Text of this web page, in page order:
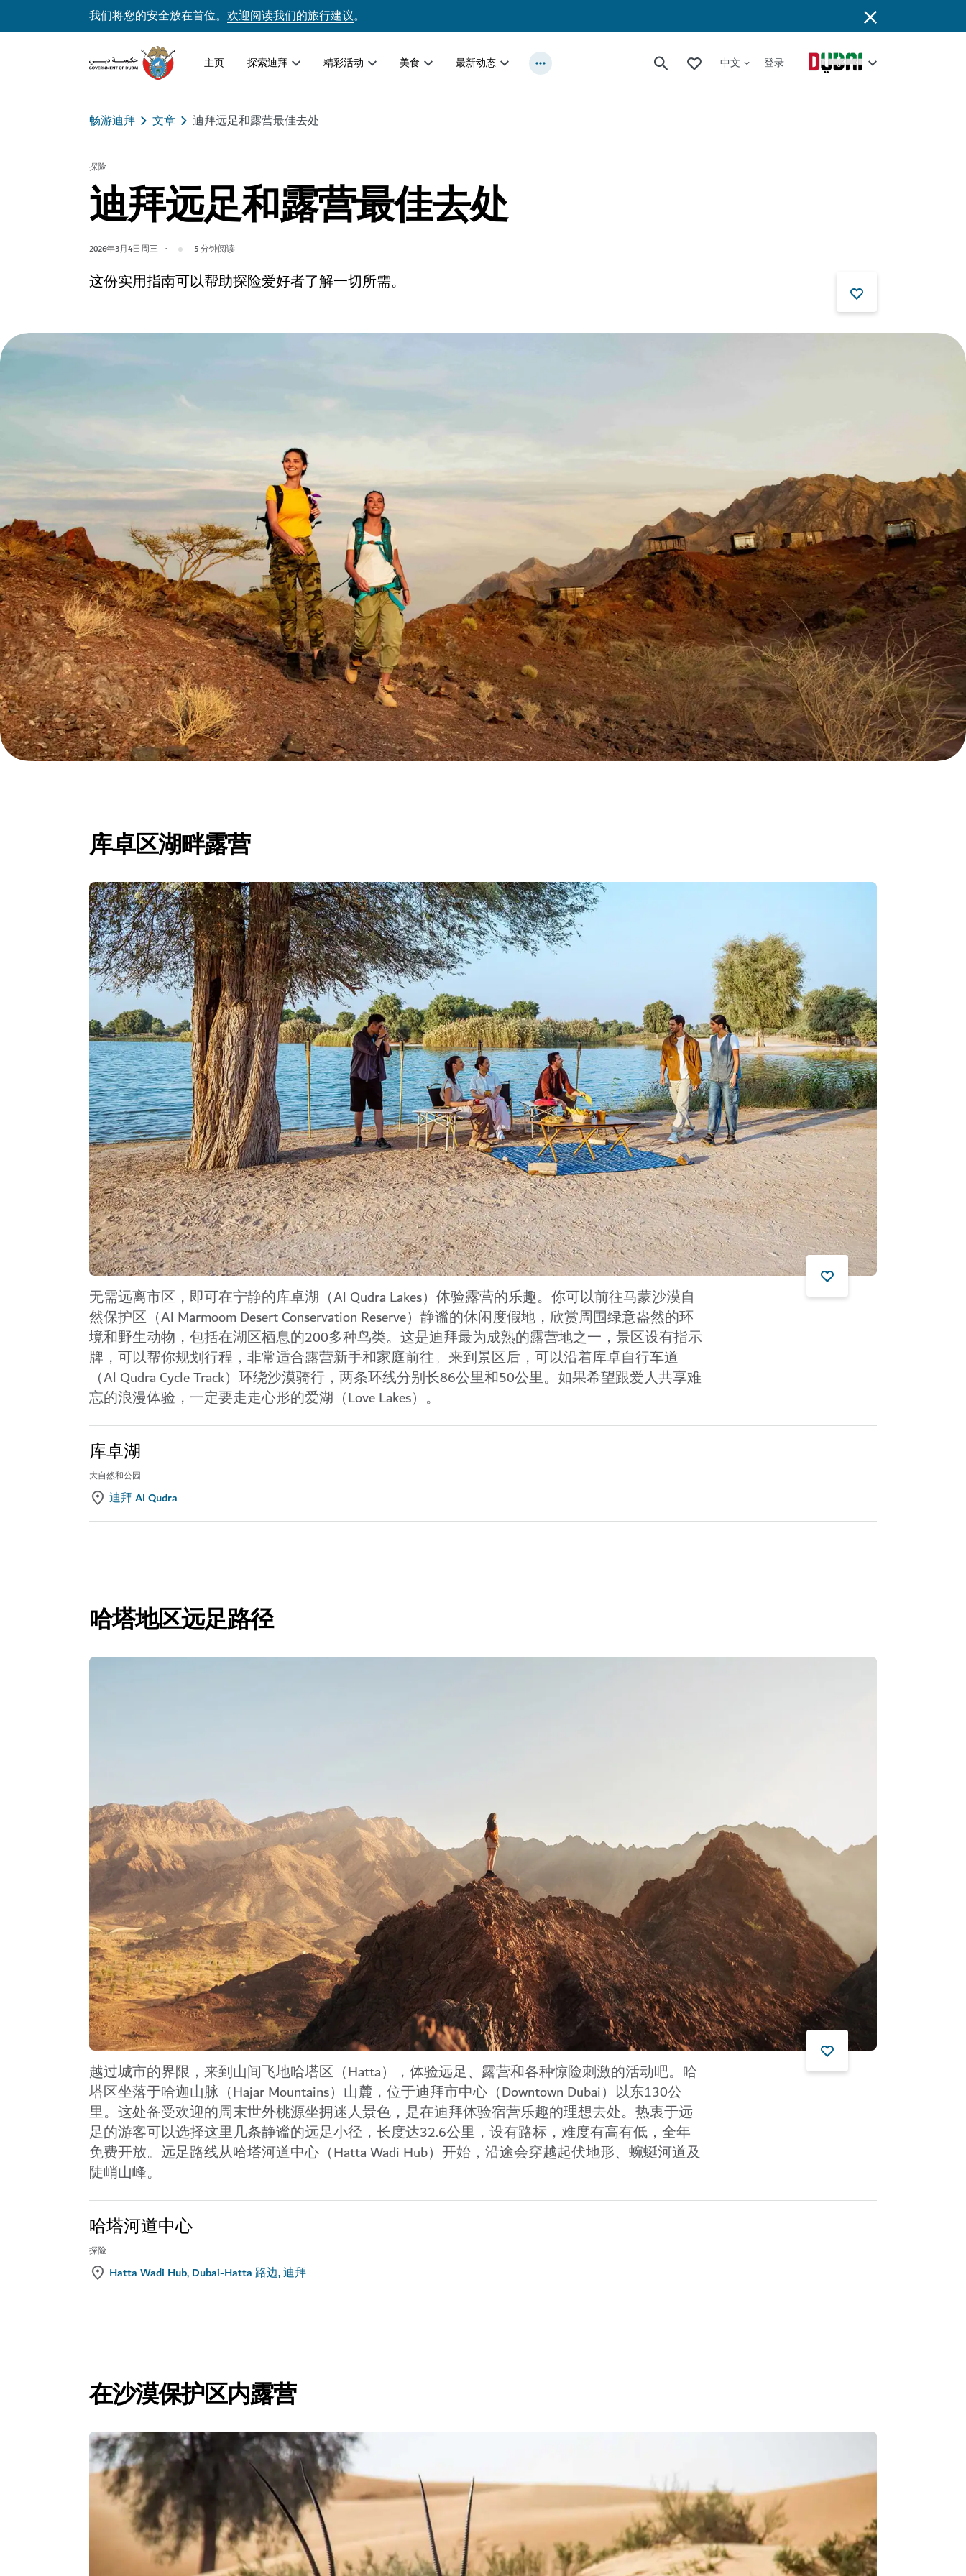
我们将您的安全放在首位。 欢迎阅读我们的旅行建议。
主页 探索迪拜 精彩活动 美食 最新动态 中文 登录
畅游迪拜 文章 迪拜远足和露营最佳去处
探险
迪拜远足和露营最佳去处
2026年3月4日周三 5分钟阅读
这份实用指南可以帮助探险爱好者了解一切所需。
库卓区湖畔露营
无需远离市区，即可在宁静的库卓湖（Al Qudra Lakes） 体验露营的乐趣。你可以前往马蒙沙漠自
然保护区（Al Marmoom Desert Conservation Reserve） 静谧的休闲度假地，欣赏周围绿意盎然的环
境和野生动物，包括在湖区栖息的200多种鸟类。这是迪拜最为成熟的露营地之一，景区设有指示
牌，可以帮你规划行程，非常适合露营新手和家庭前往。来到景区后，可以沿着库卓自行车道
（Al Qudra Cycle Track） 环绕沙漠骑行，两条环线分别长86公里和50公里。如果希望跟爱人共享难
忘的浪漫体验，一定要走走心形的爱湖（Love Lakes）。
库卓湖
大自然和公园
迪拜 Al Qudra
哈塔地区远足路径
越过城市的界限，来到山间飞地哈塔区（Hatta） ，体验远足、露营和各种惊险刺激的活动吧。哈
塔区坐落于哈迦山脉（Hajar Mountains）山麓，位于迪拜市中心（Downtown Dubai）以东130公
里。这处备受欢迎的周末世外桃源坐拥迷人景色，是在迪拜体验宿营乐趣的理想去处。热衷于远
足的游客可以选择这里几条静谧的远足小径，长度达32.6公里，设有路标，难度有高有低，全年
免费开放。远足路线从哈塔河道中心（Hatta Wadi Hub）开始，沿途会穿越起伏地形、蜿蜒河道及
陡峭山峰。
哈塔河道中心
探险
Hatta Wadi Hub, Dubai-Hatta 路边, 迪拜
在沙漠保护区内露营